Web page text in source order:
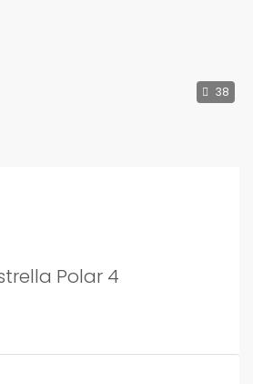
38
Polar 4